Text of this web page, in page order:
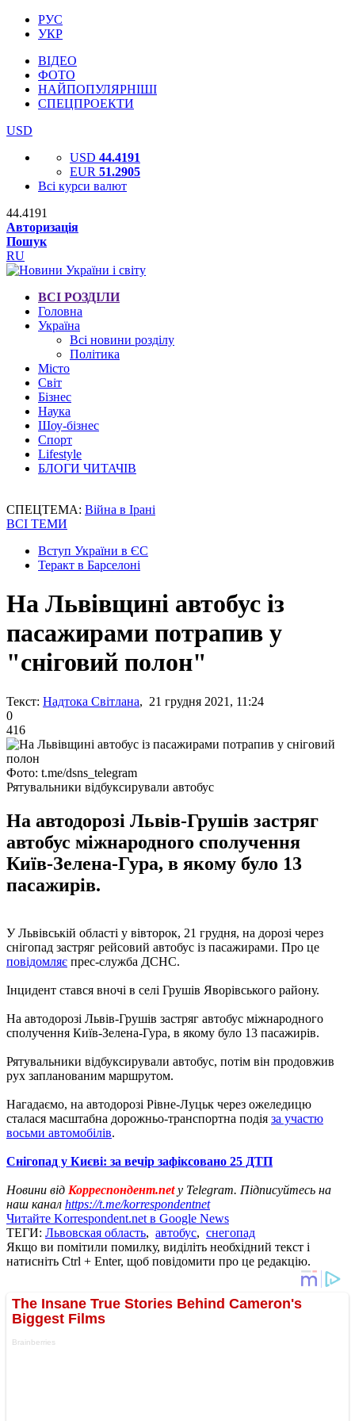
РУС
УКР
ВІДЕО
ФОТО
НАЙПОПУЛЯРНІШІ
СПЕЦПРОЕКТИ
USD
USD 44.4191
EUR 51.2905
Всі курси валют
44.4191
Авторизація
Пошук
RU
ВСІ РОЗДІЛИ
Головна
Україна
Всі новини розділу
Політика
Місто
Світ
Бізнес
Наука
Шоу-бізнес
Спорт
Lifestyle
БЛОГИ ЧИТАЧІВ
СПЕЦТЕМА: Війна в Ірані
ВСІ ТЕМИ
Вступ України в ЄС
Теракт в Барселоні
На Львівщині автобус із
пасажирами потрапив у
"сніговий полон"
Текст: Надтока Світлана, 21 грудня 2021, 11:24
0
416
Фото: t.me/dsns_telegram
Рятувальники відбуксирували автобус
На автодорозі Львів-Грушів застряг
автобус міжнародного сполучення
Київ-Зелена-Гура, в якому було 13
пасажирів.
У Львівській області у вівторок, 21 грудня, на дорозі через
снігопад застряг рейсовий автобус із пасажирами. Про це
повідомляє прес-служба ДСНС.
Інцидент стався вночі в селі Грушів Яворівського району.
На автодорозі Львів-Грушів застряг автобус міжнародного
сполучення Київ-Зелена-Гура, в якому було 13 пасажирів.
Рятувальники відбуксирували автобус, потім він продовжив
рух запланованим маршрутом.
Нагадаємо, на автодорозі Рівне-Луцьк через ожеледицю
сталася масштабна дорожньо-транспортна подія за участю
восьми автомобілів.
Снігопад у Києві: за вечір зафіксовано 25 ДТП
Новини від Корреспондент.netу Telegram. Підписуйтесь на
наш канал https://t.me/korrespondentnet
Читайте Korrespondent.net в Google News
ТЕГИ: Львовская область, автобус, снегопад
Якщо ви помітили помилку, виділіть необхідний текст і
натисніть Ctrl + Enter, щоб повідомити про це редакцію.